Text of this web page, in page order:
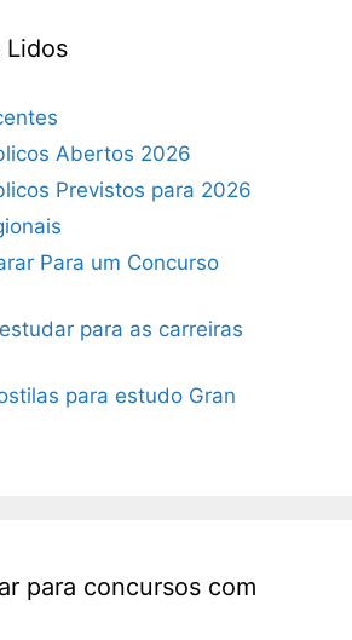
Lidos
Abertos 2026
Previstos para 2026
Para um Concurso
para as carreiras
para estudo Gran
para concursos com